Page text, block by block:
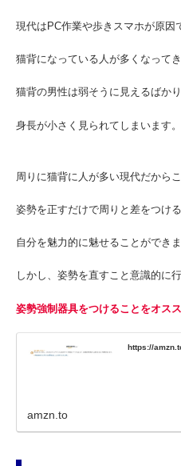
現代はPC作業や歩きスマホが原因
猫背になっている人が多くなってき
猫背の男性は弱そうに見えるばかり
身長が小さく見られてしまいます。
周りに猫背に人が多い現代だからこ
姿勢を正すだけで周りと差をつける
自分を魅力的に魅せることができま
しかし、姿勢を直すこと意識的に
姿勢強制器具をつけることをオスス
https://
amzn.to